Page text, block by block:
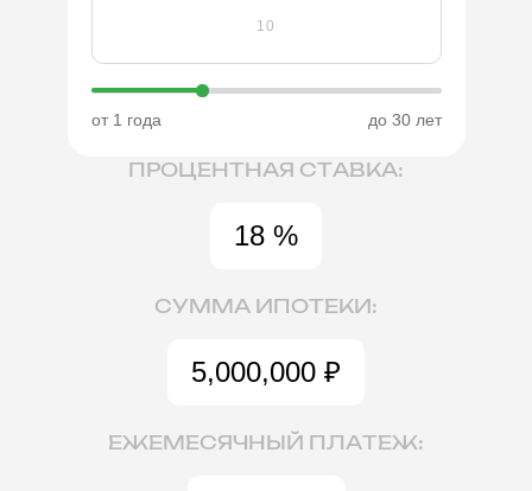
от 1 года до 30 лет
ПРОЦЕНТНАЯ СТАВКА:
18 %
СУММА ИПОТЕКИ:
5,000,000 ₽
ЕЖЕМЕСЯЧНЫЙ ПЛАТЕЖ: